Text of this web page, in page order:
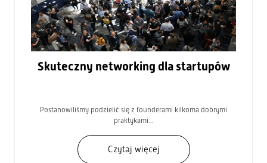
Skuteczny networking dla startupów
Postanowiliśmy podzielić się z founderami kilkoma dobrymi
praktykami...
Czytaj więcej